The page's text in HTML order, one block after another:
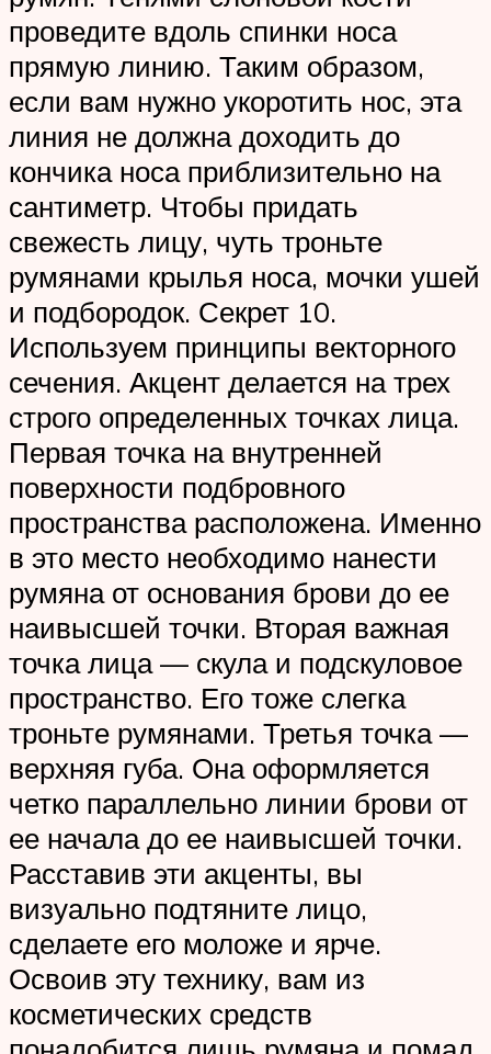
проведите вдоль спинки носа
прямую линию. Таким образом,
если вам нужно укоротить нос, эта
линия не должна доходить до
кончика носа приблизительно на
сантиметр. Чтобы придать
свежесть лицу, чуть троньте
румянами крылья носа, мочки ушей
и подбородок. Секрет 10.
Используем принципы векторного
сечения. Акцент делается на трех
строго определенных точках лица.
Первая точка на внутренней
поверхности подбровного
пространства расположена. Именно
в это место необходимо нанести
румяна от основания брови до ее
наивысшей точки. Вторая важная
точка лица — скула и подскуловое
пространство. Его тоже слегка
троньте румянами. Третья точка —
верхняя губа. Она оформляется
четко параллельно линии брови от
ее начала до ее наивысшей точки.
Расставив эти акценты, вы
визуально подтяните лицо,
сделаете его моложе и ярче.
Освоив эту технику, вам из
косметических средств